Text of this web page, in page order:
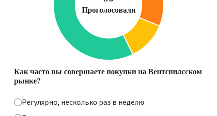
Как часто вы совершаете покупки на Вентспилсском
рынке?
Регулярно, несколько раз в неделю